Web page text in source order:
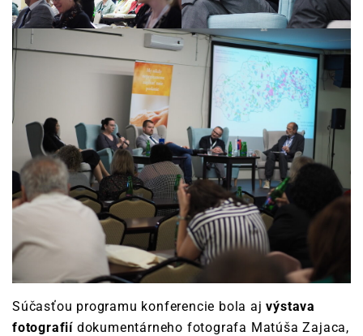
Súčasťou programu konferencie bola aj výstava
fotografií dokumentárneho fotografa Matúša Zajaca,